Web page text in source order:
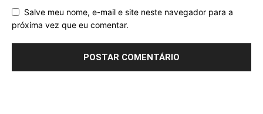
Salve meu nome, e-mail e site neste navegador para a
próxima vez que eu comentar.